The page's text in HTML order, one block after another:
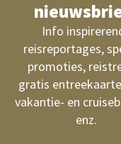
Info
reisreportages,
promoties,
gratis
vakantie- en
enz.